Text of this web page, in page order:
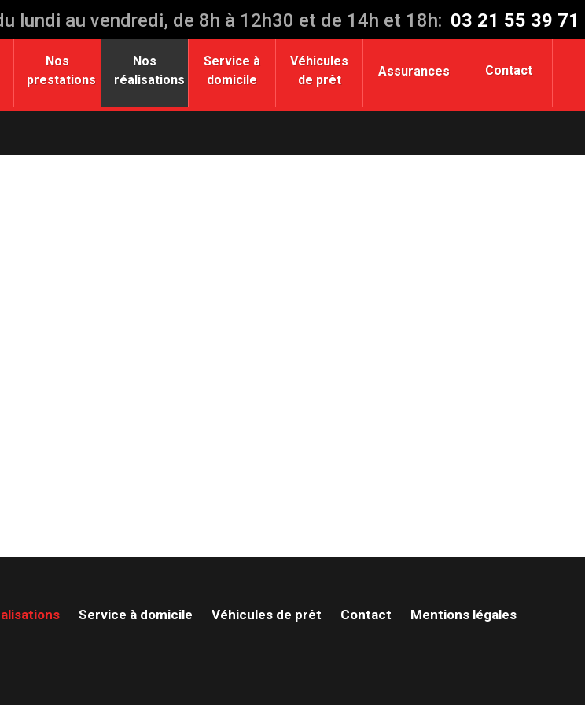
lundi au vendredi, de 8h à 12h30 et de 14h et 18h: 03 21 55 39 71
Nos
prestations
Nos
réalisations
Service à
domicile
Véhicules
de prêt
Assurances Contact
Service à domicile Véhicules de prêt Contact Mentions légales